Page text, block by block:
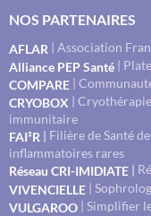
NOS PARTENAIRES
AFLAR | Association
Alliance PEP Santé |
COMPARE |
CRYOBOX |
immunitaire
FAI²R | Filière de Santé
inflammatoires rares
Réseau CRI-IMIDIATE |
VIVENCIELLE |
VULGAROO | Simplifier